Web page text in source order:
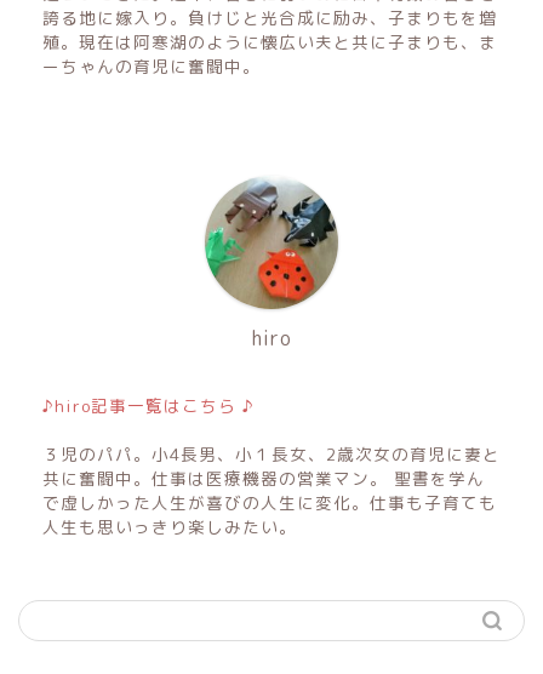
誇る地に嫁入り。負けじと光合成に励み、子まりもを増
殖。現在は阿寒湖のように懐広い夫と共に子まりも、ま
ーちゃんの育児に奮闘中。
hiro
♪hiro記事一覧はこちら ♪
３児のパパ。小4長男、小１長女、2歳次女の育児に妻と
共に奮闘中。仕事は医療機器の営業マン。 聖書を学ん
で虚しかった人生が喜びの人生に変化。仕事も子育ても
人生も思いっきり楽しみたい。